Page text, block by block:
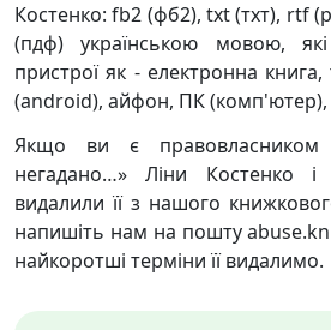
Костенко: fb2 (фб2), txt (тхт), rtf
(пдф) українською мовою, які
пристрої як - електронна
(android), айфон, ПК (комп'ютер),
Якщо ви є правовласником
негадано…» Ліни Костенко
видалили її з нашого
напишіть нам на пошту
найкоротші терміни її видалимо.